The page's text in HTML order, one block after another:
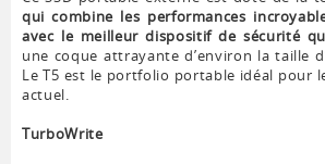
qui combine les performances
avec le meilleur dispositif de sécurité
une coque attrayante d’environ la taille
Le T5 est le portfolio portable idéal pour
actuel.
TurboWrite